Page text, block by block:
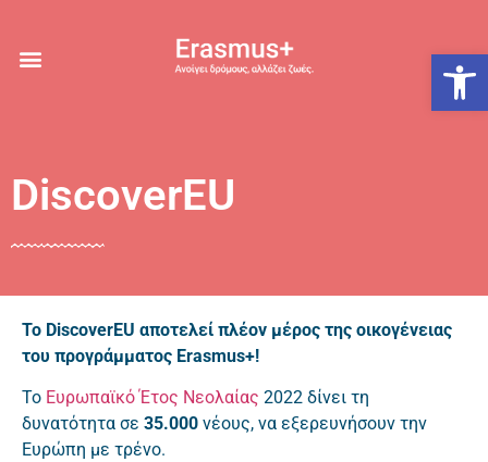
DiscoverEU
Το DiscoverEU αποτελεί πλέον μέρος της οικογένειας
του προγράμματος Erasmus+!
Το Ευρωπαϊκό Έτος Νεολαίας 2022 δίνει τη
δυνατότητα σε 35.000 νέους, να εξερευνήσουν την
Ευρώπη με τρένο.